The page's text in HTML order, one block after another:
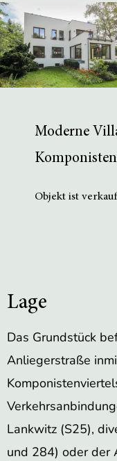
Moderne
Objekt ist
Lage
Das Grundstück
Anliegerstraße
Lankwitz (S25),
und 284) oder der